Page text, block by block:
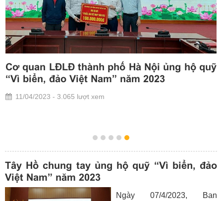
hộ quỹCán bộ Mặt trận Thủ đô với
hương
30/04/2023 - 1.081 lượt xem
Tây Hồ chung tay ủng hộ quỹ “Vì biển, đảo
Việt Nam” năm 2023
Ngày 07/4/2023, Ban